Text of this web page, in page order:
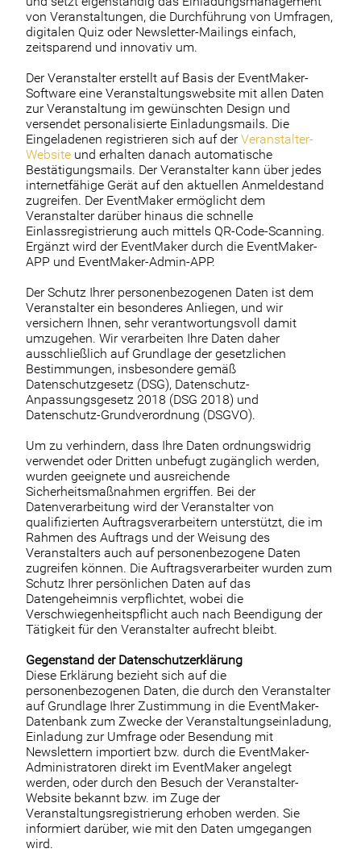
von Veranstaltungen, die Durchführung von Umfragen,
digitalen Quiz oder Newsletter-Mailings einfach,
zeitsparend und innovativ um.
Der Veranstalter erstellt auf Basis der EventMaker-
Software eine Veranstaltungswebsite mit allen Daten
zur Veranstaltung im gewünschten Design und
versendet personalisierte Einladungsmails. Die
Eingeladenen registrieren sich auf derVeranstalter-
Website und erhalten danach automatische
Bestätigungsmails. Der Veranstalter kann über jedes
internetfähige Gerät auf den aktuellen Anmeldestand
zugreifen. Der EventMaker ermöglicht dem
Veranstalter darüber hinaus die schnelle
Einlassregistrierung auch mittels QR-Code-Scanning.
Ergänzt wird der EventMaker durch die EventMaker-
APP und EventMaker-Admin-APP.
Der Schutz Ihrer personenbezogenen Daten ist dem
Veranstalter ein besonderes Anliegen, und wir
versichern Ihnen, sehr verantwortungsvoll damit
umzugehen. Wir verarbeiten Ihre Daten daher
ausschließlich auf Grundlage der gesetzlichen
Bestimmungen, insbesondere gemäß
Datenschutzgesetz (DSG), Datenschutz-
Anpassungsgesetz 2018 (DSG 2018) und
Datenschutz-Grundverordnung (DSGVO).
Um zu verhindern, dass Ihre Daten ordnungswidrig
verwendet oder Dritten unbefugt zugänglich werden,
wurden geeignete und ausreichende
Sicherheitsmaßnahmen ergriffen. Bei der
Datenverarbeitung wird der Veranstalter von
qualifizierten Auftragsverarbeitern unterstützt, die im
Rahmen des Auftrags und der Weisung des
Veranstalters auch auf personenbezogene Daten
zugreifen können. Die Auftragsverarbeiter wurden zum
Schutz Ihrer persönlichen Daten auf das
Datengeheimnis verpflichtet, wobei die
Verschwiegenheitspflicht auch nach Beendigung der
Tätigkeit für den Veranstalter aufrecht bleibt.
Gegenstand der Datenschutzerklärung
Diese Erklärung bezieht sich auf die
personenbezogenen Daten, die durch den Veranstalter
auf Grundlage Ihrer Zustimmung in die EventMaker-
Datenbank zum Zwecke der Veranstaltungseinladung,
Einladung zur Umfrage oder Besendung mit
Newslettern importiert bzw. durch die EventMaker-
Administratoren direkt im EventMaker angelegt
werden, oder durch den Besuch der Veranstalter-
Website bekannt bzw. im Zuge der
Veranstaltungsregistrierung erhoben werden. Sie
informiert darüber, wie mit den Daten umgegangen
wird.